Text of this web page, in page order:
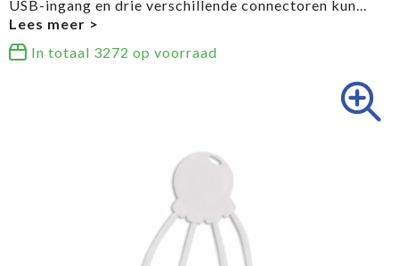
Werkkleding
USB-ingang en drie verschillende connectoren kun...
In totaal 3272 op voorraad